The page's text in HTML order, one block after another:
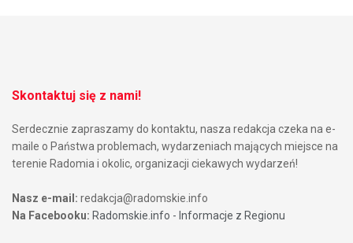
Skontaktuj się z nami!
Serdecznie zapraszamy do kontaktu, nasza redakcja czeka na e-
maile o Państwa problemach, wydarzeniach mających miejsce na
terenie Radomia i okolic, organizacji ciekawych wydarzeń!
Nasz e-mail: redakcja@radomskie.info
Na Facebooku: Radomskie.info - Informacje z Regionu